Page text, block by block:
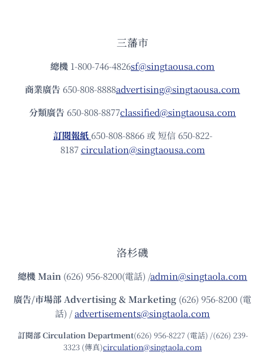
三藩市
總機 1-800-746-4826sf@singtaousa.com
商業廣告 650-808-8888advertising@singtaousa.com
分類廣告 650-808-8877classified@singtaousa.com
訂閱報紙 650-808-8866 或 短信 650-822-
8187circulation@singtaousa.com
洛杉磯
總機Main (626) 956-8200(電話) /admin@singtaola.com
廣告/市場部Advertising & Marketing (626) 956-8200 (電
話) /advertisements@singtaola.com
訂閱部 Circulation Department(626) 956-8227 (電話) /(626) 239-
3323 (傳真)circulation@singtaola.com